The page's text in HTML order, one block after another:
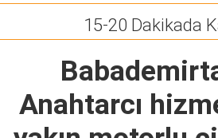
15-20 Dakikada
Anahtarcı